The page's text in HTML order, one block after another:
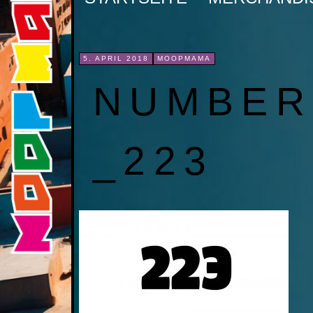
5. APRIL 2018 MOOPMAMA
_223